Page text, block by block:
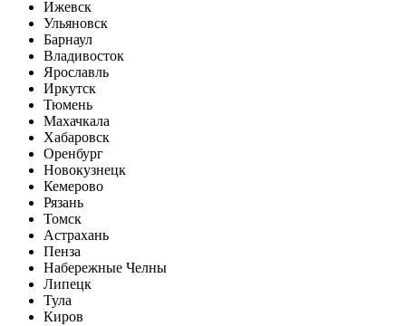
Ижевск
Ульяновск
Барнаул
Владивосток
Ярославль
Иркутск
Тюмень
Махачкала
Хабаровск
Оренбург
Новокузнецк
Кемерово
Рязань
Томск
Астрахань
Пенза
Набережные Челны
Липецк
Тула
Киров